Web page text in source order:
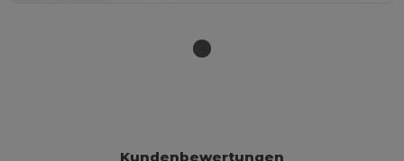
Kundenbewertungen